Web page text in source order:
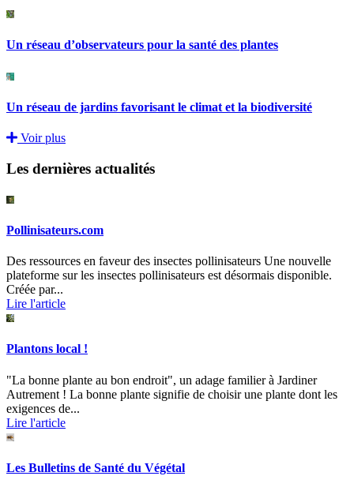
Un réseau d’observateurs pour la santé des plantes
Un réseau de jardins favorisant le climat et la biodiversité
Voir plus
Les dernières actualités
Pollinisateurs.com
Des ressources en faveur des insectes pollinisateurs Une nouvelle
plateforme sur les insectes pollinisateurs est désormais disponible.
Créée par...
Lire l'article
Plantons local !
"La bonne plante au bon endroit", un adage familier à Jardiner
Autrement ! La bonne plante signifie de choisir une plante dont les
exigences de...
Lire l'article
Les Bulletins de Santé du Végétal